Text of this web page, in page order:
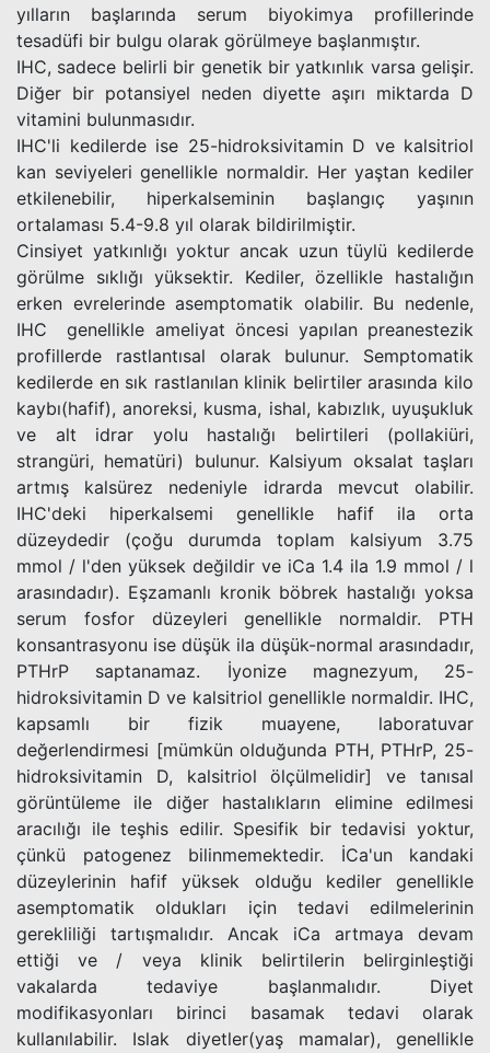
yılların başlarında serum biyokimya profillerinde
tesadüfi bir bulgu olarak görülmeye başlanmıştır.
IHC, sadece belirli bir genetik bir yatkınlık varsa gelişir.
Diğer bir potansiyel neden diyette aşırı miktarda D
vitamini bulunmasıdır.
IHC'li kedilerde ise 25-hidroksivitamin D ve kalsitriol
kan seviyeleri genellikle normaldir. Her yaştan kediler
etkilenebilir, hiperkalseminin başlangıç ​​yaşının
ortalaması 5.4-9.8 yıl olarak bildirilmiştir.
Cinsiyet yatkınlığı yoktur ancak uzun tüylü kedilerde
görülme sıklığı yüksektir. Kediler, özellikle hastalığın
erken evrelerinde asemptomatik olabilir. Bu nedenle,
IHC genellikle ameliyat öncesi yapılan preanestezik
profillerde rastlantısal olarak bulunur. Semptomatik
kedilerde en sık rastlanılan klinik belirtiler arasında kilo
kaybı(hafif), anoreksi, kusma, ishal, kabızlık, uyuşukluk
ve alt idrar yolu hastalığı belirtileri (pollakiüri,
strangüri, hematüri) bulunur. Kalsiyum oksalat taşları
artmış kalsürez nedeniyle idrarda mevcut olabilir.
IHC'deki hiperkalsemi genellikle hafif ila orta
düzeydedir (çoğu durumda toplam kalsiyum 3.75
mmol / l'den yüksek değildir ve iCa 1.4 ila 1.9 mmol / l
arasındadır). Eşzamanlı kronik böbrek hastalığı yoksa
serum fosfor düzeyleri genellikle normaldir. PTH
konsantrasyonu ise düşük ila düşük-normal arasındadır,
PTHrP saptanamaz. İyonize magnezyum, 25-
hidroksivitamin D ve kalsitriol genellikle normaldir. IHC,
kapsamlı bir fizik muayene, laboratuvar
değerlendirmesi [mümkün olduğunda PTH, PTHrP, 25-
hidroksivitamin D, kalsitriol ölçülmelidir] ve tanısal
görüntüleme ile diğer hastalıkların elimine edilmesi
aracılığı ile teşhis edilir. Spesifik bir tedavisi yoktur,
çünkü patogenez bilinmemektedir. İCa'un kandaki
düzeylerinin hafif yüksek olduğu kediler genellikle
asemptomatik oldukları için tedavi edilmelerinin
gerekliliği tartışmalıdır. Ancak iCa artmaya devam
ettiği ve / veya klinik belirtilerin belirginleştiği
vakalarda tedaviye başlanmalıdır. Diyet
modifikasyonları birinci basamak tedavi olarak
kullanılabilir. Islak diyetler(yaş mamalar), genellikle